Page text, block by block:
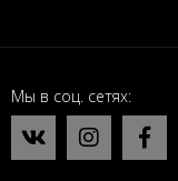
Мы в соц. сетях